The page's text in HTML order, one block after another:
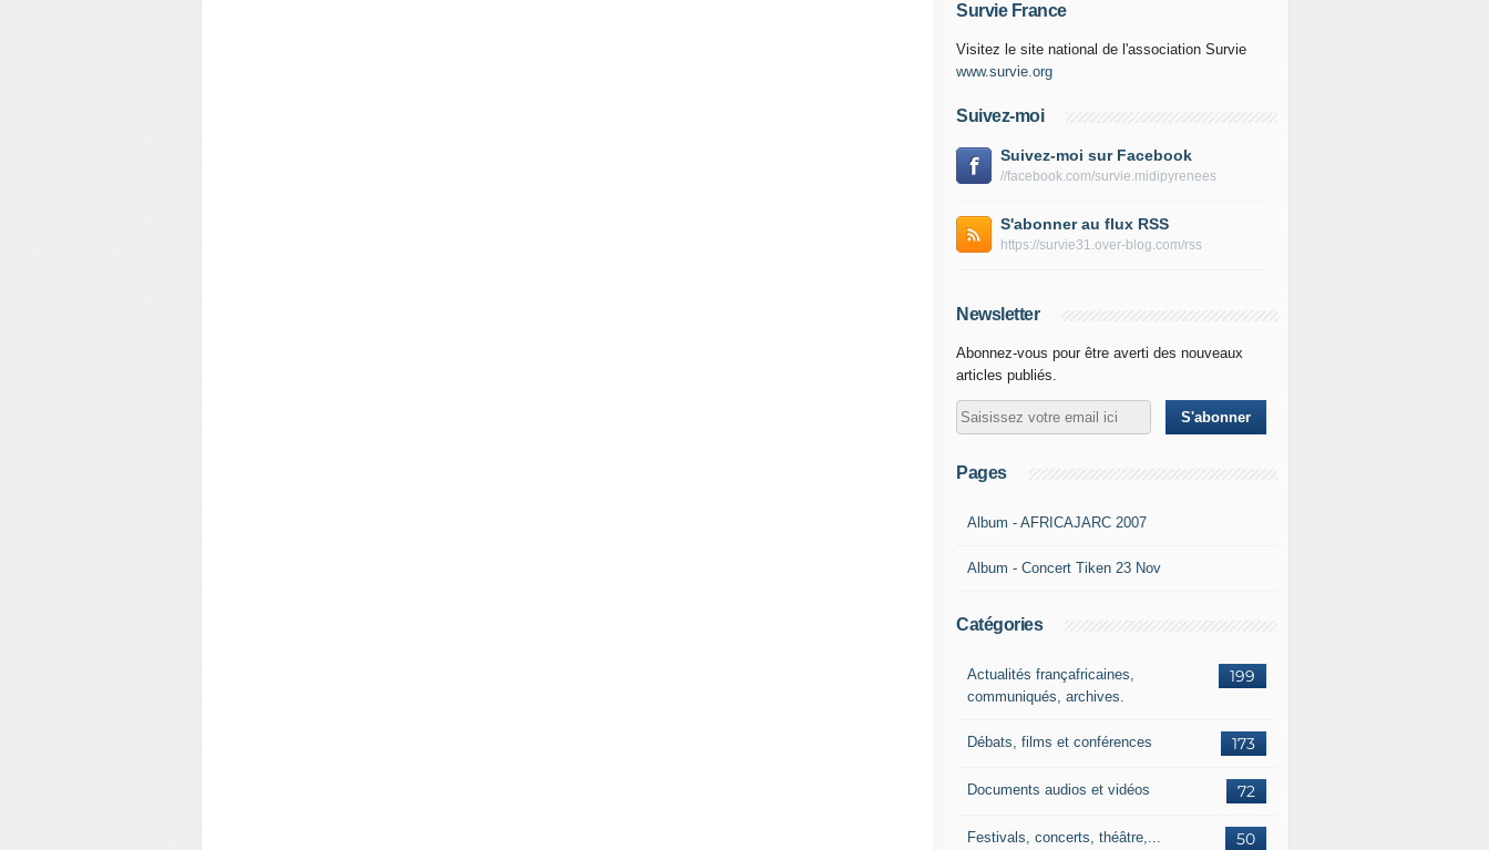
Survie France
Visitez le site national de l'association Survie
www.survie.org
Suivez-moi
Suivez-moi sur Facebook
//facebook.com/survie.midipyrenees
S'abonner au flux RSS
https://survie31.over-blog.com/rss
Newsletter
Abonnez-vous pour être averti des nouveaux
articles publiés.
Pages
Album - AFRICAJARC 2007
Album - Concert Tiken 23 Nov
Catégories
199
Actualités françafricaines,
communiqués, archives.
173
Débats, films et conférences
72
Documents audios et vidéos
50
Festivals, concerts, théâtre,...